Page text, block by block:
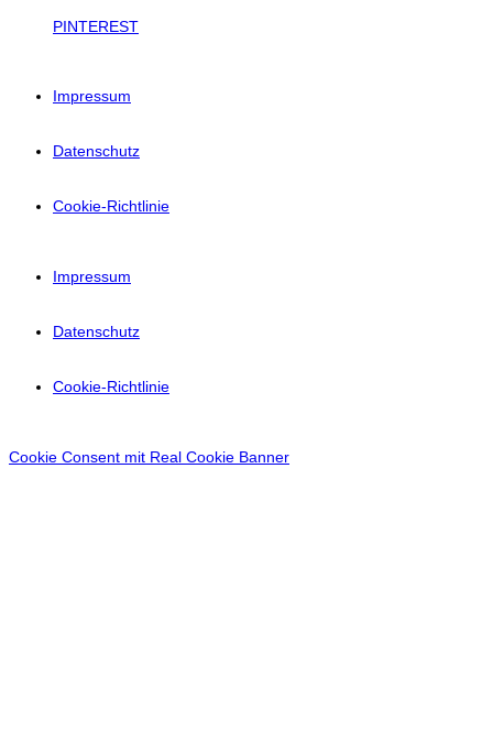
PINTEREST
Impressum
Datenschutz
Cookie-Richtlinie
Impressum
Datenschutz
Cookie-Richtlinie
Cookie Consent mit Real Cookie Banner